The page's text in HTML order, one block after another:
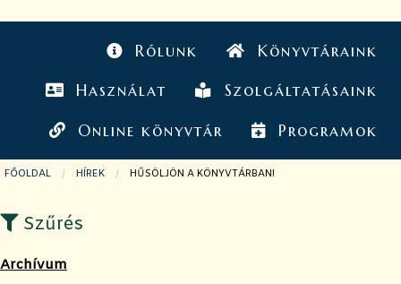
Rólunk Könyvtáraink
Használat Szolgáltatásaink
Online könyvtár Programok
FŐOLDAL HÍREK JELENLEGI OLDAL:
HŰSÖLJÖN A KÖNYVTÁRBAN!
Szűrés
Archívum